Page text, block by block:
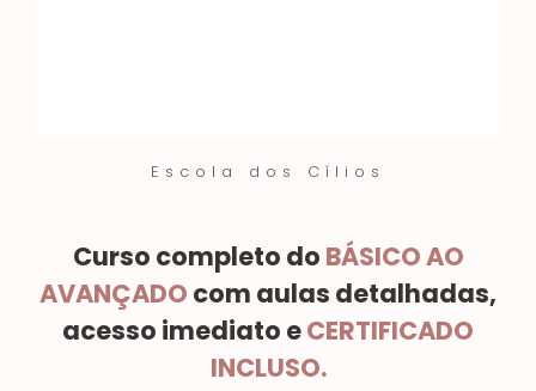
Escola dos Cílios
Curso completo do BÁSICO AO
AVANÇADO com aulas detalhadas,
acesso imediato eCERTIFICADO
INCLUSO.